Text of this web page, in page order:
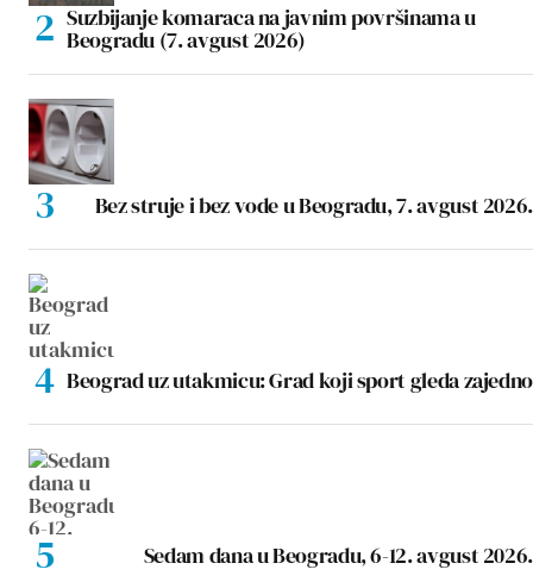
Suzbijanje komaraca na javnim površinama u
Beogradu (7. avgust 2026)
Bez struje i bez vode u Beogradu, 7. avgust 2026.
Beograd uz utakmicu: Grad koji sport gleda zajedno
Sedam dana u Beogradu, 6-12. avgust 2026.